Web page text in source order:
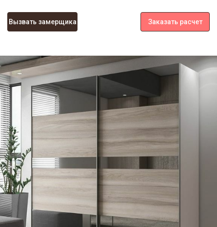
Заказать расчет
Вызвать замерщика